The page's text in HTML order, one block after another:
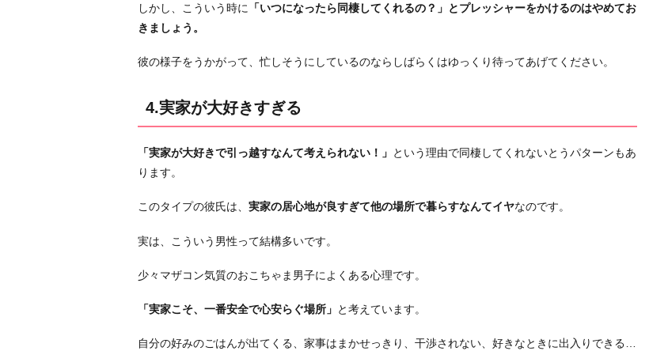
しかし、こういう時に
「いつになったら同棲してくれるの？」とプレッシャーをかけるのはやめてお
きましょう。
彼の様子をうかがって、忙しそうにしているのならしばらくはゆっくり待ってあげてください。
4.実家が大好きすぎる
「実家が大好きで引っ越すなんて考えられない！」 という理由で同棲してくれないとうパターンもあ
ります。
このタイプの彼氏は、 実家の居心地が良すぎて他の場所で暮らすなんてイヤなのです。
実は、こういう男性って結構多いです。
少々マザコン気質のおこちゃま男子によくある心理です。
「実家こそ、一番安全で心安らぐ場所」 と考えています。
自分の好みのごはんが出てくる、家事はまかせっきり、干渉されない、好きなときに出入りできる…